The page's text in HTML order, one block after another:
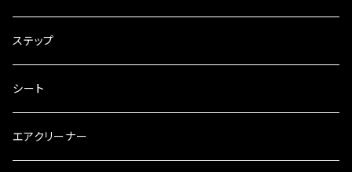
電装・配線・キボシ等
キャブレター
チェーン
グリップ
バーハン
ハンドルパーツ
ステップ
シート
エアクリーナー